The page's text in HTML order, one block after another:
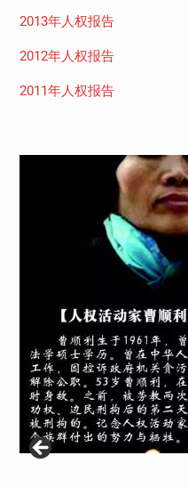
2013年人权报告
2012年人权报告
2011年人权报告